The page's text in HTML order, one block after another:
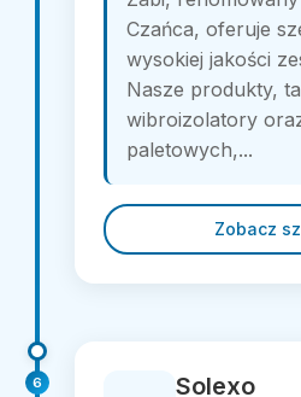
Czańca, oferuje
wysokiej jakości
Nasze produkty,
wibroizolatory
paletowych,...
Zobacz
6 Solexo